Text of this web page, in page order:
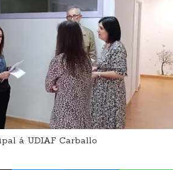
á UDIAF Carballo